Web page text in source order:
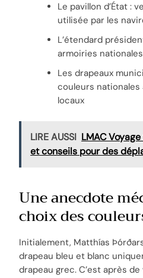
Le pavillon d’État :
utilisée par les
L’étendard
armoiries
Les drapeaux
couleurs nationales
locaux
LIRE AUSSI LMAC
et conseils pour des
Une anecdote
choix des
Initialement, Matthías
drapeau bleu et blanc
drapeau grec. C’est après